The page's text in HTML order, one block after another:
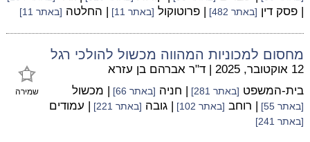
| פסק דין [באתר 482] | פרוטוקול [באתר 11] | החלטה [באתר 11]
מחסום למכוניות המהווה מכשול להולכי רגל
שמירה
12 אוקטובר, 2025 | ד"ר אברהם בן עזרא
בית-המשפט [באתר 281] | חניה [באתר 66] | מכשול
[באתר 55] | רוחב [באתר 102] | גובה [באתר 221] | עמודים
[באתר 241]